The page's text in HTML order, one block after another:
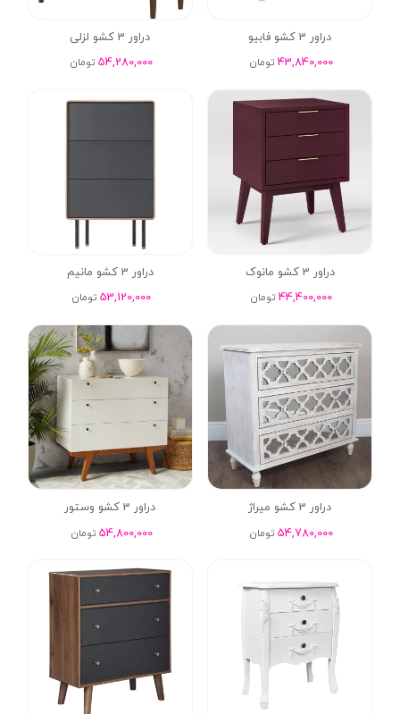
دراور 3 کشو فابیو
43,840,000 تومان
دراور 3 کشو لزلی
54,280,000 تومان
دراور 3 کشو مانوک
44,400,000 تومان
دراور 3 کشو مانیم
53,120,000 تومان
دراور 3 کشو میراژ
54,780,000 تومان
دراور 3 کشو وستور
54,800,000 تومان